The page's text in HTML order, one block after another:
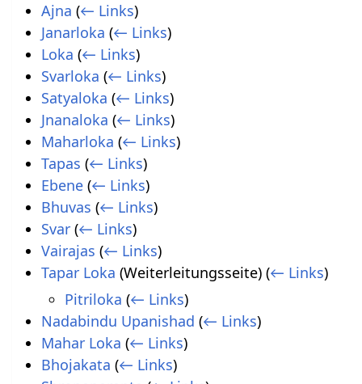
Ajna (← Links)
Janarloka (← Links)
Loka (← Links)
Svarloka (← Links)
Satyaloka (← Links)
Jnanaloka (← Links)
Maharloka (← Links)
Tapas (← Links)
Ebene (← Links)
Bhuvas (← Links)
Svar (← Links)
Vairajas (← Links)
Tapar Loka (Weiterleitungsseite) (← Links)
Pitriloka (← Links)
Nadabindu Upanishad (← Links)
Mahar Loka (← Links)
Bhojakata (← Links)